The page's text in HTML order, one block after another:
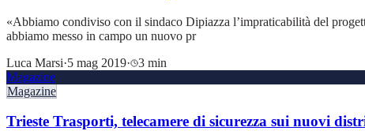
«Abbiamo condiviso con il sindaco Dipiazza l’impraticabilità del
abbiamo messo in campo un nuovo pr
Luca Marsi·5 mag 2019·
3 min
Magazine
Magazine
Trieste Trasporti, telecamere di sicurezza sui nuovi